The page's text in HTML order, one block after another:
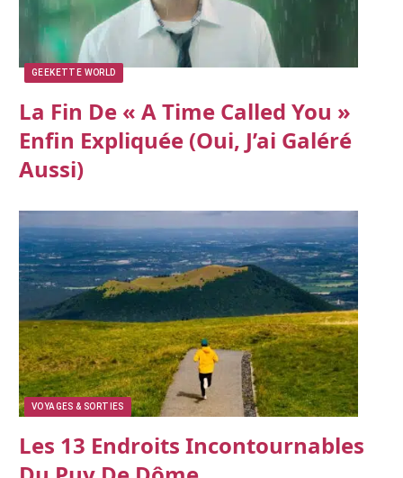
GEEKETTE WORLD
La Fin De « A Time Called You »
Enfin Expliquée (oui, J’ai Galéré
Aussi)
VOYAGES & SORTIES
Les 13 Endroits Incontournables